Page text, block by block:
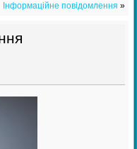
Інформаційне повідомлення »